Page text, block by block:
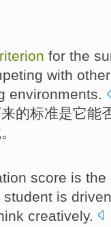
for the
with other
environments.
的标准是它能
score is the
student is
creatively.